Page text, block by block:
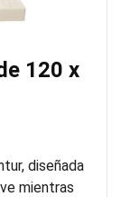
120 x
diseñada
mientras